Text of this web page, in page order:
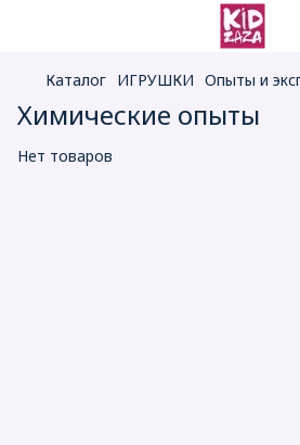
Каталог ИГРУШКИ Опыты и
Химические опыты
Нет товаров